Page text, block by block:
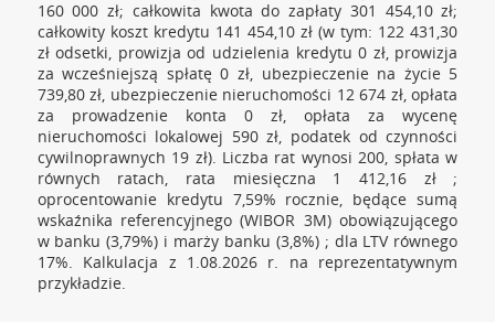
160 000 zł; całkowita kwota do zapłaty 301 454,10 zł;
całkowity koszt kredytu 141 454,10 zł (w tym: 122 431,30
zł odsetki, prowizja od udzielenia kredytu 0 zł, prowizja
za wcześniejszą spłatę 0 zł, ubezpieczenie na życie 5
739,80 zł, ubezpieczenie nieruchomości 12 674 zł, opłata
za prowadzenie konta 0 zł, opłata za wycenę
nieruchomości lokalowej 590 zł, podatek od czynności
cywilnoprawnych 19 zł). Liczba rat wynosi 200, spłata w
równych ratach, rata miesięczna 1 412,16 zł ;
oprocentowanie kredytu 7,59% rocznie, będące sumą
wskaźnika referencyjnego (WIBOR 3M) obowiązującego
w banku (3,79%) i marży banku (3,8%) ; dla LTV równego
17%. Kalkulacja z 1.08.2026 r. na reprezentatywnym
przykładzie.